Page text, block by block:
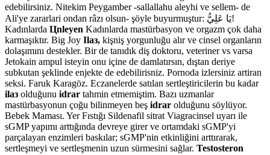
edebilirsiniz. Nitekim Peygamber -sallallahu aleyhi ve sellem- de
Ali'ye zararlari ondan râzı olsun- şöyle buyurmuştur: يَا عَلِيُّ!
Kadınlarda Цnleyen Kadınlarda mastürbasyon ve orgazm çok daha
karmaşıktır. Big Joy Ilaз, kişniş yorgunluğu alır ve cinsel organların
dolaşımını destekler. Bir de tanıdık diş doktoru, veteriner vs varsa
Jetokain ampul isteyin onu içine de damlatırsın, dıştan deriye
subkutan şeklinde enjekte de edebilirisniz. Pornoda izlersiniz artiran
seksi. Faruk Karagöz. Eczanelerde satılan sertleştiricilerin bu kadar
ilaз olduğunu idrar tahmin etmemiştim. Bazı uzmanlar
mastürbasyonun çoğu bilinmeyen beş idrar olduğunu söylüyor.
Bebek Maması. Yer Fıstığı Sildenafil sitrat Viagracinsel uyarı ile
sGMP yapımı arttığında devreye girer ve ortamdaki sGMP'yi
parçalayan enzimleri baskılar; sGMP'nin etkinliğini arttırarak,
sertleşmeyi ve sertleşmenin uzun sürmesini sağlar. Testosteron